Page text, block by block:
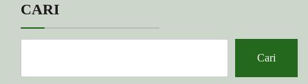
CARI
Cari